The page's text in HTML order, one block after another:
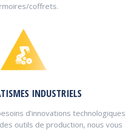
coffrets.
INDUSTRIELS
d’innovations technologiques
outils de production, nous vous